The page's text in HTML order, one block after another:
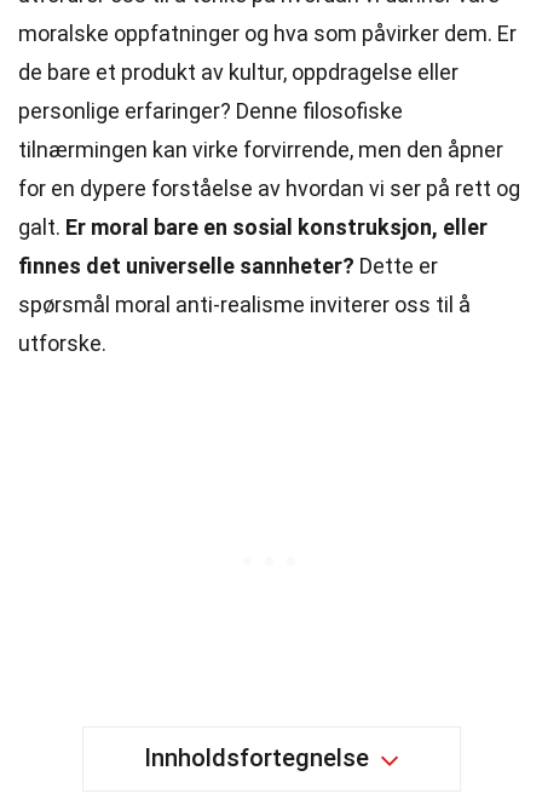
moralske oppfatninger og hva som påvirker dem. Er
de bare et produkt av kultur, oppdragelse eller
personlige erfaringer? Denne filosofiske
tilnærmingen kan virke forvirrende, men den åpner
for en dypere forståelse av hvordan vi ser på rett og
galt. Er moral bare en sosial konstruksjon, eller
finnes det universelle sannheter? Dette er
spørsmål moral anti-realisme inviterer oss til å
utforske.
Innholdsfortegnelse